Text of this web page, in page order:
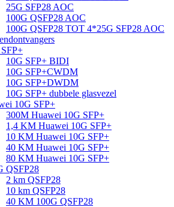
25G SFP28 AOC
100G QSFP28 AOC
100G QSFP28 TOT 4*25G SFP28 AOC
10G SFP+ BIDI
10G SFP+CWDM
10G SFP+DWDM
10G SFP+ dubbele glasvezel
10G SFP+
300M Huawei 10G SFP+
1,4 KM Huawei 10G SFP+
10 KM Huawei 10G SFP+
40 KM Huawei 10G SFP+
80 KM Huawei 10G SFP+
QSFP28
2 km QSFP28
10 km QSFP28
40 KM 100G QSFP28